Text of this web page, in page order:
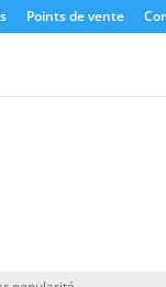
Points de vente